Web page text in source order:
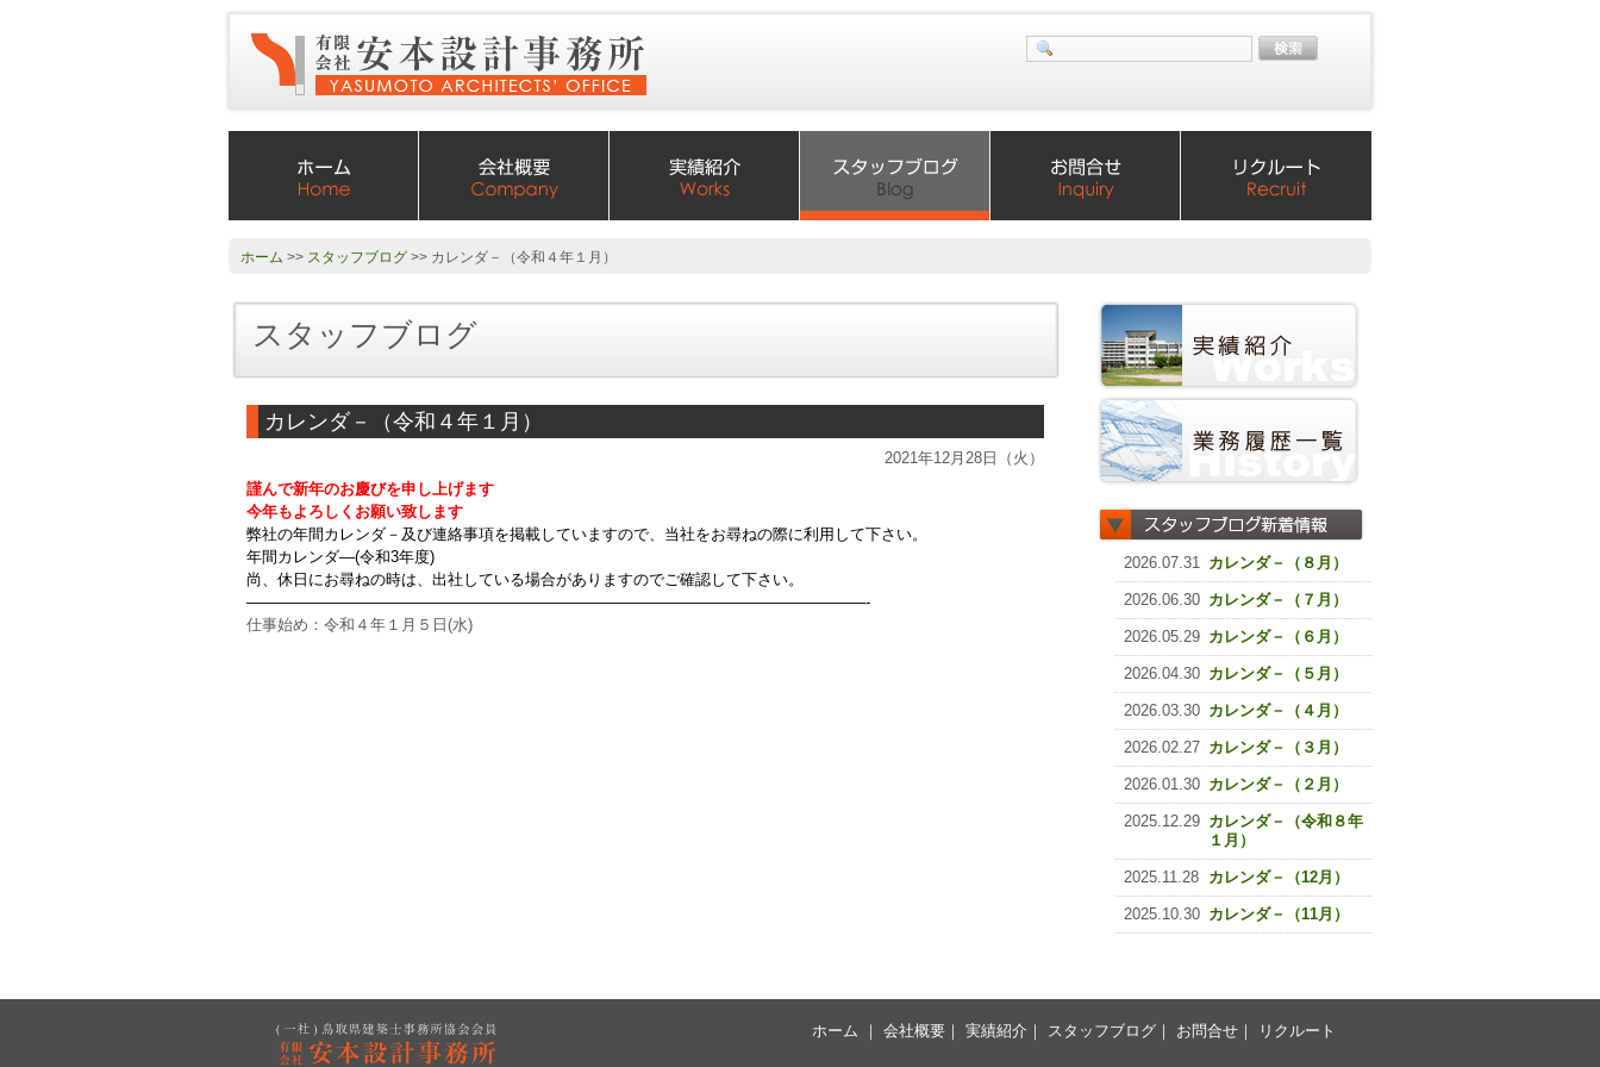
ホーム >> スタッフブログ >> カレンダ－（令和４年１月）
スタッフブログ
カレンダ－（令和４年１月）
2021年12月28日（火）
謹んで新年のお慶びを申し上げます
今年もよろしくお願い致します
弊社の年間カレンダ－及び連絡事項を掲載していますので、当社をお尋ねの際に利用して下さい。
年間カレンダ―(令和3年度)
尚、休日にお尋ねの時は、出社している場合がありますのでご確認して下さい。
————————————————————————————————————————-
仕事始め：令和４年１月５日(水)
2026.07.31 カレンダ－（８月）
2026.06.30 カレンダ－（７月）
2026.05.29 カレンダ－（６月）
2026.04.30 カレンダ－（５月）
2026.03.30 カレンダ－（４月）
2026.02.27 カレンダ－（３月）
2026.01.30 カレンダ－（２月）
2025.12.29 カレンダ－（令和８年
１月）
2025.11.28 カレンダ－（12月）
2025.10.30 カレンダ－（11月）
ホーム ｜ 会社概要 ｜ 実績紹介 ｜ スタッフブログ ｜ お問合せ ｜ リクルート